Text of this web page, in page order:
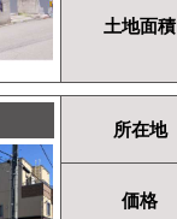
土地面積
所在地
価格